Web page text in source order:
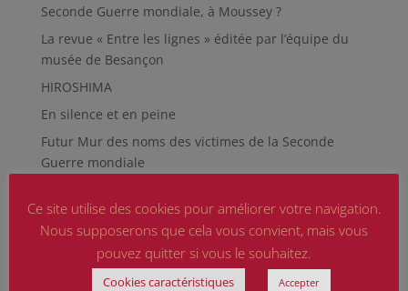
Seconde Guerre mondiale, à Moussey ?
La revue « Entre les lignes » éditée par l’équipe du
musée de Besançon
HIROSHIMA
En silence et en peine
Futur Mur des noms des victimes de la Seconde
Guerre mondiale
MORTS
Le rapport d’activité 2025 de la DMCA.
Quand la paix chemine
Ce site utilise des cookies pour améliorer votre navigation.
Nous supposerons que cela vous convient, mais vous
pouvez quitter si vous le souhaitez.
Cookies caractéristiques Accepter